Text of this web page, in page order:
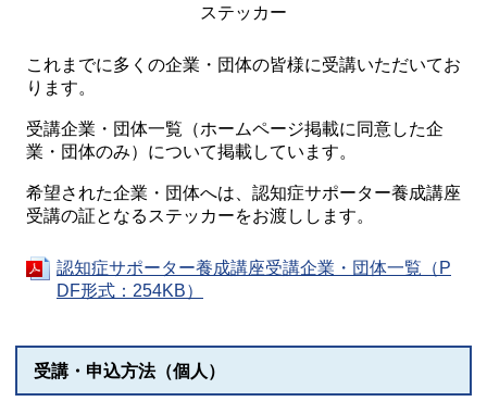
ステッカー
これまでに多くの企業・団体の皆様に受講いただいてお
ります。
受講企業・団体一覧（ホームページ掲載に同意した企
業・団体のみ）について掲載しています。
希望された企業・団体へは、認知症サポーター養成講座
受講の証となるステッカーをお渡しします。
認知症サポーター養成講座受講企業・団体一覧（P
DF形式：254KB）
受講・申込方法（個人）